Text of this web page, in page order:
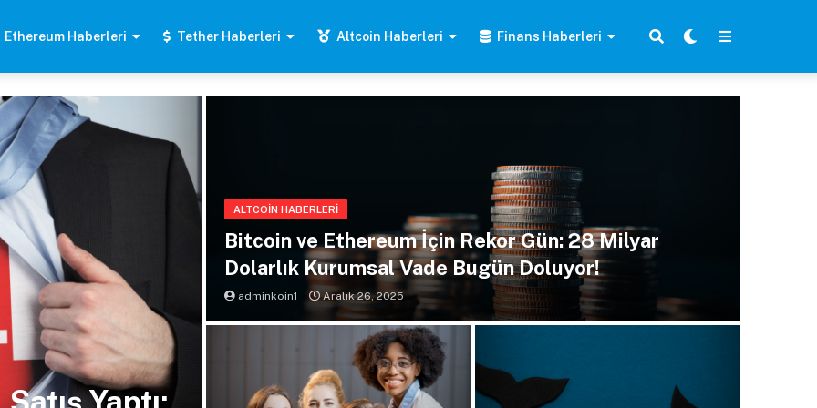
Ethereum Haberleri Tether Haberleri Altcoin Haberleri Finans Haberleri
ALTCOIN HABERLERI
Bitcoin ve Ethereum İçin Rekor Gün: 28 Milyar
Dolarlık Kurumsal Vade Bugün Doluyor!
adminkoin1 Aralık 26, 2025